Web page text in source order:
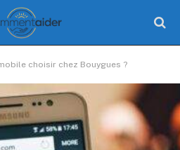
choisir chez Bouygues ?